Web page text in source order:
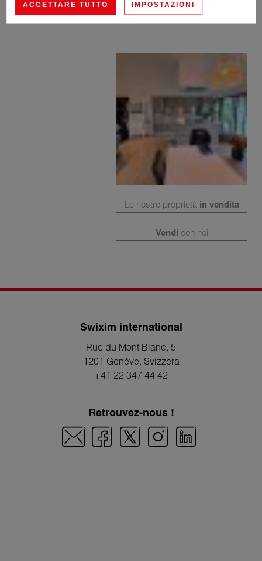
Marc Friedli m.friedli@swixim.ch
Le nostre proprietà in vendita
Vendi con noi
Swixim international
Rue du Mont Blanc, 5
1201 Genève, Svizzera
+41 22 347 44 42
Retrouvez-nous !
ACCETTARE TUTTO IMPOSTAZIONI